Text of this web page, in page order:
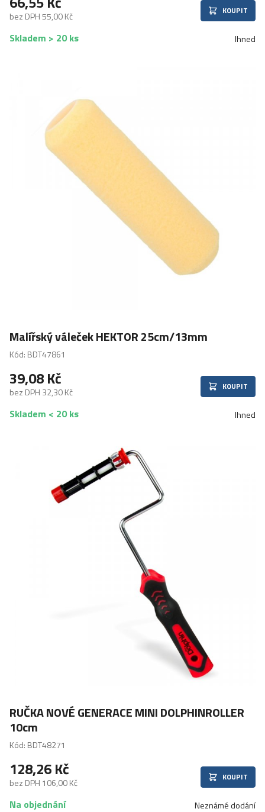
bez DPH 55,00 Kč KOUPIT
Skladem > 20 ks Ihned
Malířský váleček HEKTOR 25cm/13mm
Kód: BDT47861
39,08 Kč
bez DPH 32,30 Kč KOUPIT
Skladem < 20 ks Ihned
RUČKA NOVÉ GENERACE MINI DOLPHINROLLER
10cm
Kód: BDT48271
128,26 Kč
bez DPH 106,00 Kč KOUPIT
Na objednání Neznámé dodání